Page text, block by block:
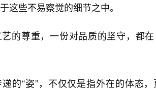
这些不易察觉的细节之中。
的尊重，一份对品质的坚守，都
递的“姿”，不仅仅是指外在的体态